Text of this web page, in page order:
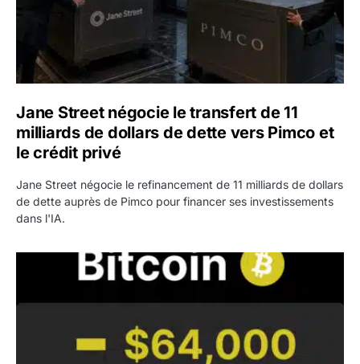
Jane Street négocie le transfert de 11
milliards de dollars de dette vers Pimco et
le crédit privé
Jane Street négocie le refinancement de 11 milliards de dollars
de dette auprès de Pimco pour financer ses investissements
dans l'IA.
Bitcoin stagne à 64 000 dollars pendant que les